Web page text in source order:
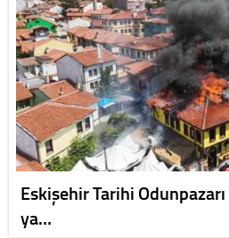
Eskişehir Tarihi
ya…